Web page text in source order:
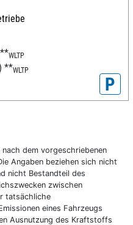
**WLTP
**WLTP
P
dem vorgeschriebenen
Angaben beziehen sich nicht
nicht Bestandteil des
zwischen
tatsächliche
eines Fahrzeugs
Ausnutzung des Kraftstoffs